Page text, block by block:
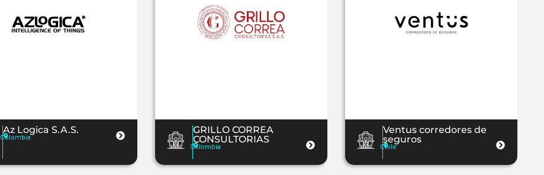
Az Logica S.A.S.
Colombia
GRILLO CORREA
CONSULTORIAS
Colombia
Ventus corredores de
seguros
Chile